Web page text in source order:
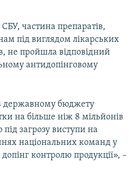
частина препаратів,
під виглядом лікарських
не пройшла відповідний
антидопінговому
державному бюджету
на більше ніж 8 мільйонів
під загрозу виступи на
національних команд у
допінг контролю продукції», –